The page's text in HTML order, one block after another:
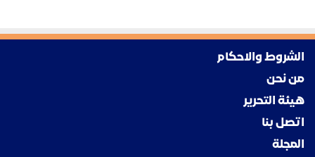
الشروط والاحكام
من نحن
هيئة التحرير
اتصل بنا
المجلة